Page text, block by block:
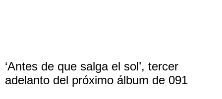
‘Antes de que salga el sol’, tercer
adelanto del próximo álbum de 091